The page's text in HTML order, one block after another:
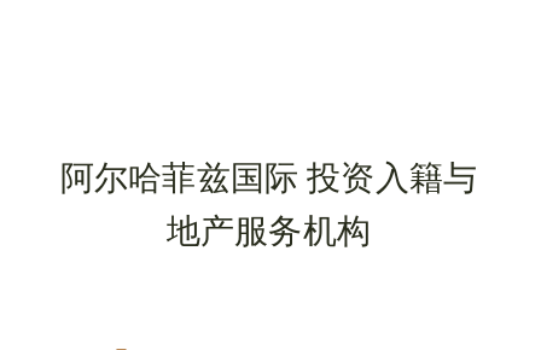
阿尔哈菲兹国际 投资入籍与
地产服务机构